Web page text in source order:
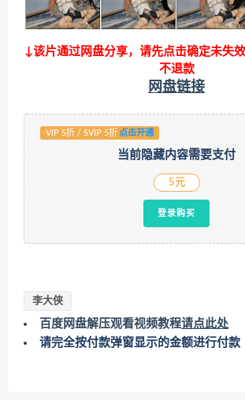
↓该片通过网盘分享，请先点击确定未失
不退款
网盘链接
VIP 5折 / SVIP 5折 点击开通
当前隐藏内容需要支付
5元
登录购买
李大侠
百度网盘解压观看视频教程请点此处
请完全按付款弹窗显示的金额进行付款